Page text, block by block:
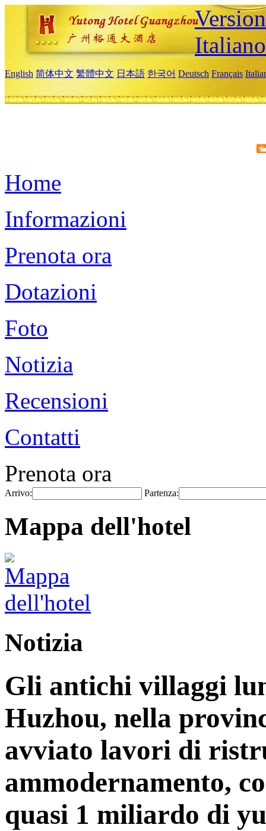
Italiano
English 简体中文 繁體中文 日本語 한국어 Deutsch Français
Home
Informazioni
Prenota ora
Dotazioni
Foto
Notizia
Recensioni
Contatti
Prenota ora
Arrivo: Partenza:
Mappa dell'hotel
Notizia
Gli antichi villaggi
Huzhou, nella
avviato lavori di
ammodernamento,
quasi 1 miliardo di